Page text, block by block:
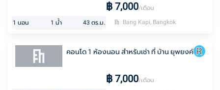
฿ 7,000/เดือน
1 นอน 1 น้ำ 43 ตร.ม. Bang Kapi, Bangkok
คอนโด 1 ห้องนอน สำหรับเช่า ที่ บ้าน ยุพยงค์
฿ 7,000/เดือน